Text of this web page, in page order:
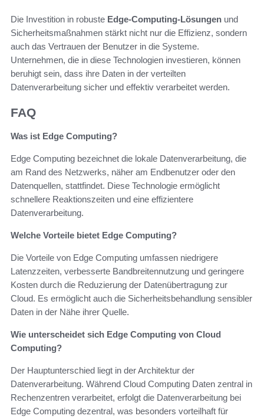
Die Investition in robuste Edge-Computing-Lösungen und
Sicherheitsmaßnahmen stärkt nicht nur die Effizienz, sondern
auch das Vertrauen der Benutzer in die Systeme.
Unternehmen, die in diese Technologien investieren, können
beruhigt sein, dass ihre Daten in der verteilten
Datenverarbeitung sicher und effektiv verarbeitet werden.
FAQ
Was ist Edge Computing?
Edge Computing bezeichnet die lokale Datenverarbeitung, die
am Rand des Netzwerks, näher am Endbenutzer oder den
Datenquellen, stattfindet. Diese Technologie ermöglicht
schnellere Reaktionszeiten und eine effizientere
Datenverarbeitung.
Welche Vorteile bietet Edge Computing?
Die Vorteile von Edge Computing umfassen niedrigere
Latenzzeiten, verbesserte Bandbreitennutzung und geringere
Kosten durch die Reduzierung der Datenübertragung zur
Cloud. Es ermöglicht auch die Sicherheitsbehandlung sensibler
Daten in der Nähe ihrer Quelle.
Wie unterscheidet sich Edge Computing von Cloud
Computing?
Der Hauptunterschied liegt in der Architektur der
Datenverarbeitung. Während Cloud Computing Daten zentral in
Rechenzentren verarbeitet, erfolgt die Datenverarbeitung bei
Edge Computing dezentral, was besonders vorteilhaft für